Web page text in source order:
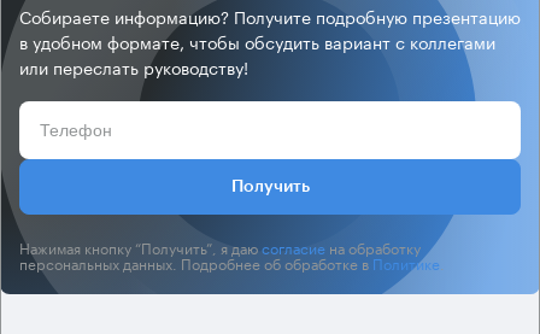
Собираете информацию? Получите подробную презентацию
в удобном формате, чтобы обсудить вариант с коллегами
или переслать руководству!
Получить
Нажимая кнопку “Получить”, я даюсогласие на обработку
персональных данных. Подробнее об обработке вПолитике